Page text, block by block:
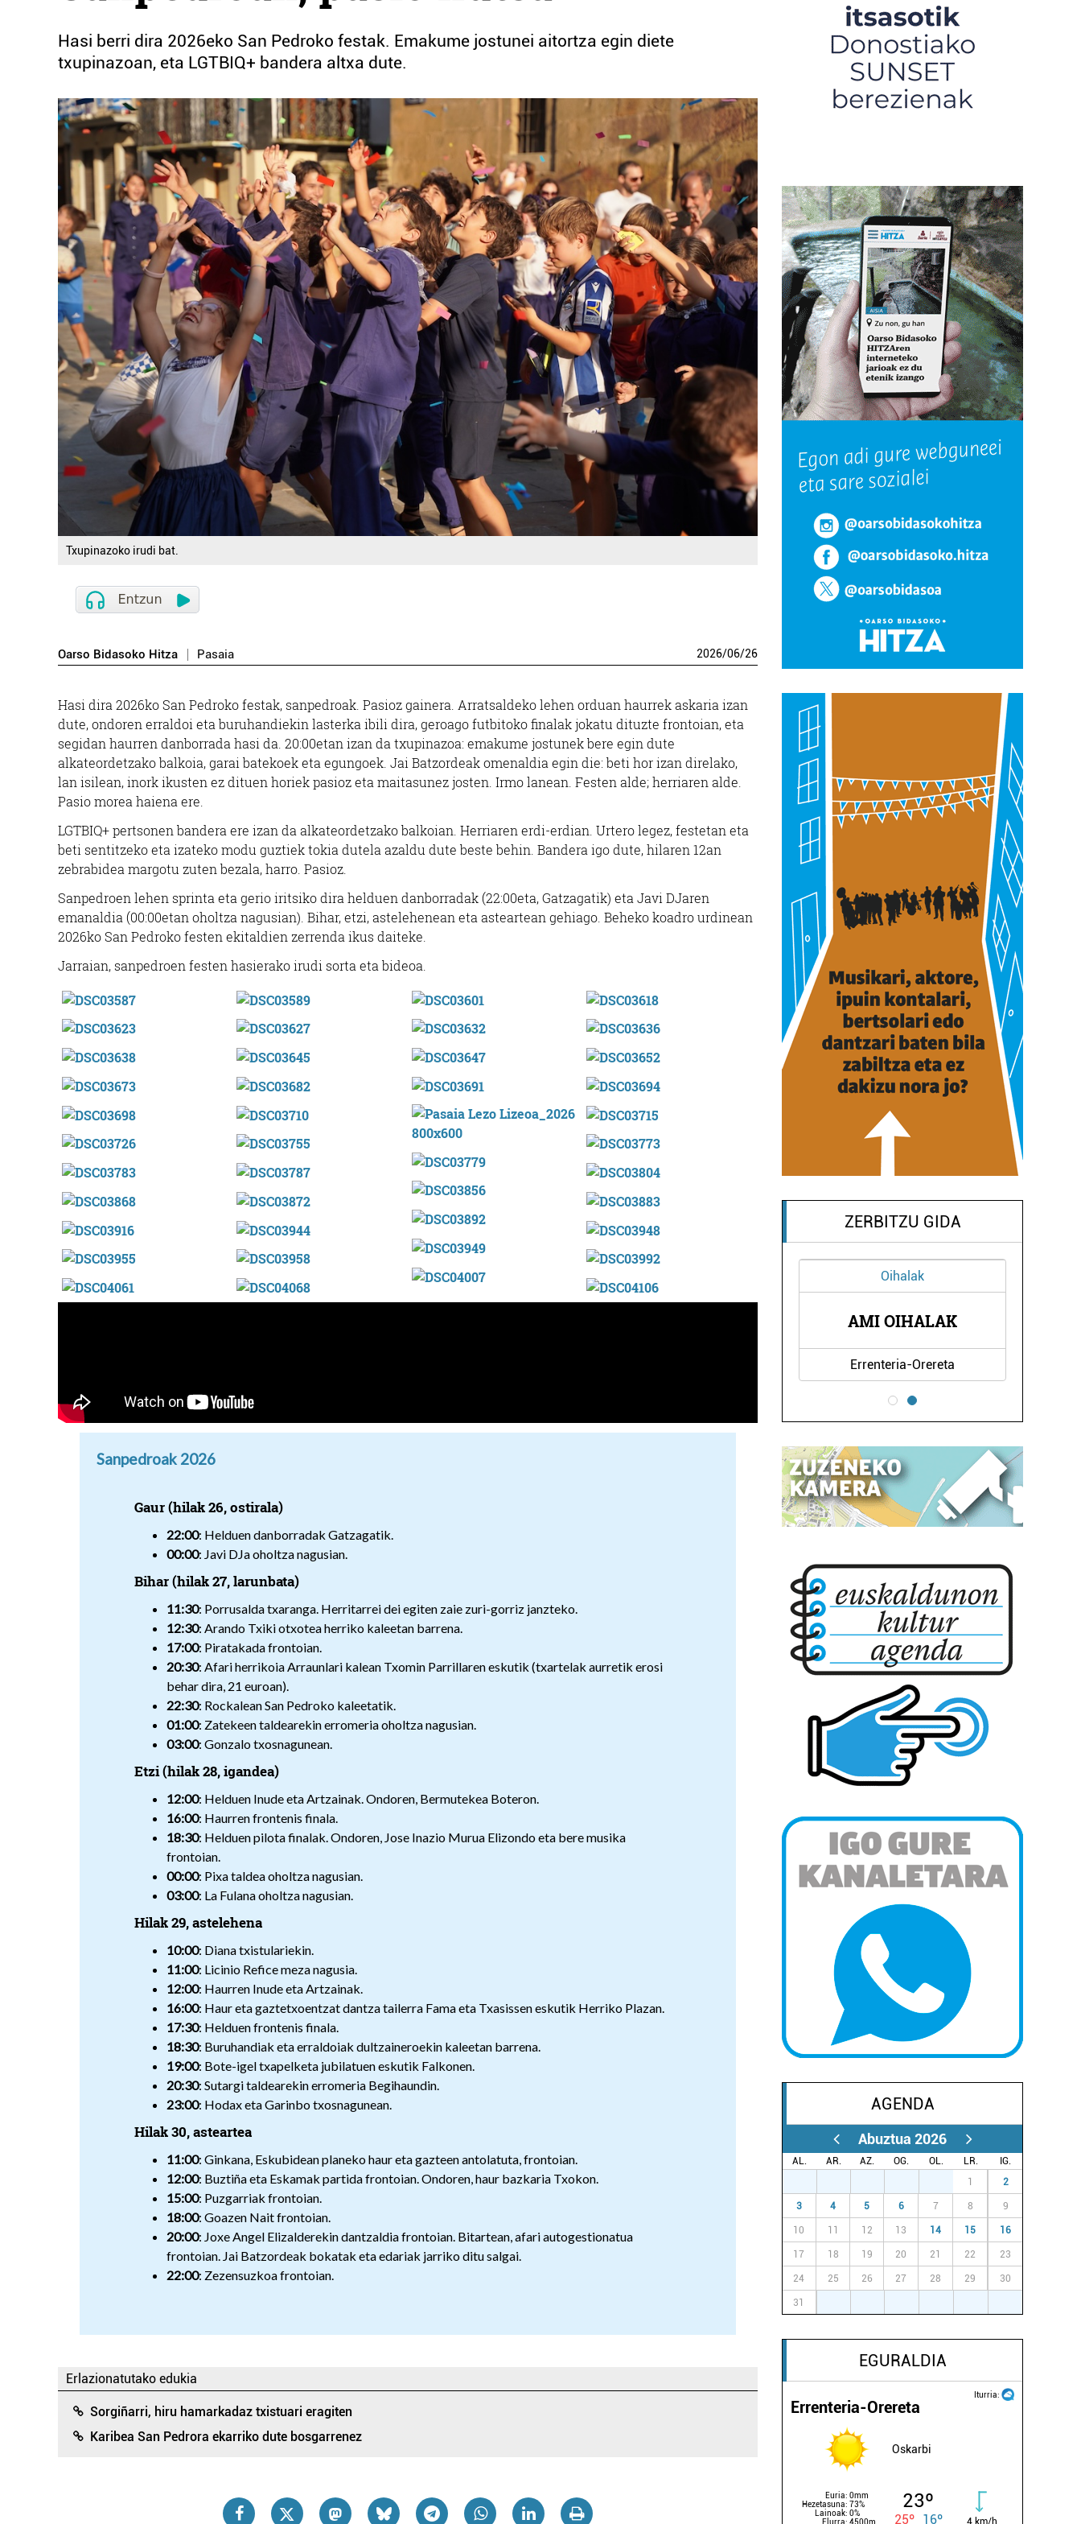
Hasi berri dira 2026eko San Pedroko festak. Emakume jostunei aitortza egin diete
txupinazoan, eta LGTBIQ+ bandera altxa dute.
Txupinazoko irudi bat.
Oarso Bidasoko Hitza Pasaia 2026/06/26
Hasi dira 2026ko San Pedroko festak, sanpedroak. Pasioz gainera. Arratsaldeko lehen orduan haurrek askaria izan
dute, ondoren erraldoi eta buruhandiekin lasterka ibili dira, geroago futbitoko finalak jokatu dituzte frontoian, eta
segidan haurren danborrada hasi da. 20:00etan izan da txupinazoa: emakume jostunek bere egin dute
alkateordetzako balkoia, garai batekoek eta egungoek. Jai Batzordeak omenaldia egin die: beti hor izan direlako,
lan isilean, inork ikusten ez dituen horiek pasioz eta maitasunez josten. Irmo lanean. Festen alde; herriaren alde.
Pasio morea haiena ere.
LGTBIQ+ pertsonen bandera ere izan da alkateordetzako balkoian. Herriaren erdi-erdian. Urtero legez, festetan eta
beti sentitzeko eta izateko modu guztiek tokia dutela azaldu dute beste behin. Bandera igo dute, hilaren 12an
zebrabidea margotu zuten bezala, harro. Pasioz.
Sanpedroen lehen sprinta eta gerio iritsiko dira helduen danborradak (22:00eta, Gatzagatik) eta Javi DJaren
emanaldia (00:00etan oholtza nagusian). Bihar, etzi, astelehenean eta asteartean gehiago. Beheko koadro urdinean
2026ko San Pedroko festen ekitaldien zerrenda ikus daiteke.
Jarraian, sanpedroen festen hasierako irudi sorta eta bideoa.
Sanpedroak 2026
Gaur (hilak 26, ostirala)
22:00: Helduen danborradak Gatzagatik.
00:00: Javi DJa oholtza nagusian.
Bihar (hilak 27, larunbata)
11:30: Porrusalda txaranga. Herritarrei dei egiten zaie zuri-gorriz janzteko.
12:30: Arando Txiki otxotea herriko kaleetan barrena.
17:00: Piratakada frontoian.
20:30: Afari herrikoia Arraunlari kalean Txomin Parrillaren eskutik (txartelak aurretik erosi
behar dira, 21 euroan).
22:30: Rockalean San Pedroko kaleetatik.
01:00: Zatekeen taldearekin erromeria oholtza nagusian.
03:00: Gonzalo txosnagunean.
Etzi (hilak 28, igandea)
12:00: Helduen Inude eta Artzainak. Ondoren, Bermutekea Boteron.
16:00: Haurren frontenis finala.
18:30: Helduen pilota finalak. Ondoren, Jose Inazio Murua Elizondo eta bere musika
frontoian.
00:00: Pixa taldea oholtza nagusian.
03:00: La Fulana oholtza nagusian.
Hilak 29, astelehena
10:00: Diana txistulariekin.
11:00: Licinio Refice meza nagusia.
12:00: Haurren Inude eta Artzainak.
16:00: Haur eta gaztetxoentzat dantza tailerra Fama eta Txasissen eskutik Herriko Plazan.
17:30: Helduen frontenis finala.
18:30: Buruhandiak eta erraldoiak dultzaineroekin kaleetan barrena.
19:00: Bote-igel txapelketa jubilatuen eskutik Falkonen.
20:30: Sutargi taldearekin erromeria Begihaundin.
23:00: Hodax eta Garinbo txosnagunean.
Hilak 30, asteartea
11:00: Ginkana, Eskubidean planeko haur eta gazteen antolatuta, frontoian.
12:00: Buztiña eta Eskamak partida frontoian. Ondoren, haur bazkaria Txokon.
15:00: Puzgarriak frontoian.
18:00: Goazen Nait frontoian.
20:00: Joxe Angel Elizalderekin dantzaldia frontoian. Bitartean, afari autogestionatua
frontoian. Jai Batzordeak bokatak eta edariak jarriko ditu salgai.
22:00: Zezensuzkoa frontoian.
Erlazionatutako edukia
Sorgiñarri, hiru hamarkadaz txistuari eragiten
Karibea San Pedrora ekarriko dute bosgarrenez
ZERBITZU GIDA
Oihalak Oihalak
AMI OIHALAK
Errenteria-Orereta
AGENDA
Abuztua 2026
AL. AR. AZ. OG. OL. LR.
IG.
1 2
3 4 5 6 7 8 9
10 11 12 13 14 15 16
17 18 19 20 21 22 23
24 25 26 27 28 29 30
31
EGURALDIA
Iturria:
Errenteria-Orereta
Oskarbi
Euria: 0mm
Hezetasuna: 73%
Lainoak: 0%
Elurra: 4500m
23º
25º 16º 4 km/h